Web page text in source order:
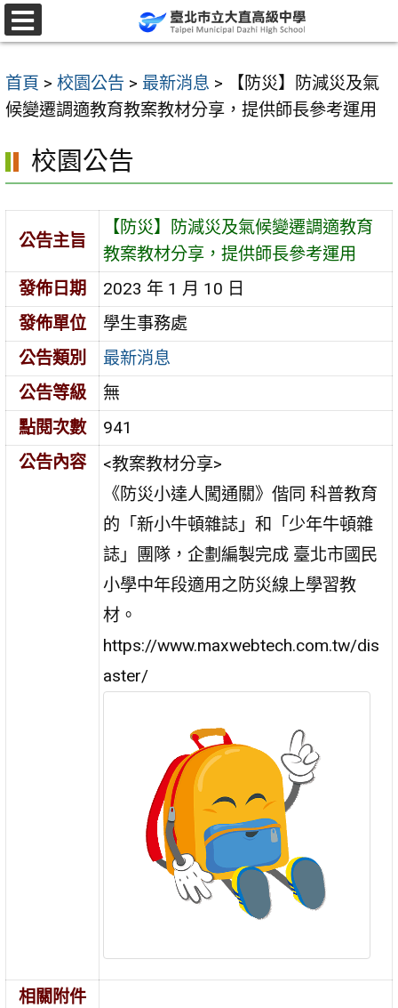
跳
至
要
內
區
首頁 > 校園公告 > 最新消息 >
【防災】防減災及氣
候變遷調適教育教案教材分享，提供師長參考運用
校園公告
公告主旨
【防災】防減災及氣候變遷調適教育
教案教材分享，提供師長參考運用
發佈日期
2023 年 1 月 10 日
發佈單位
學生事務處
公告類別
最新消息
公告等級
無
點閱次數
941
公告內容
<教案教材分享>
《防災小達人闖通關》偕同 科普教育
的「新小牛頓雜誌」和「少年牛頓雜
誌」團隊，企劃編製完成 臺北市國民
小學中年段適用之防災線上學習教
材。
https://www.maxwebtech.com.tw/dis
aster/
相關附件
選
單